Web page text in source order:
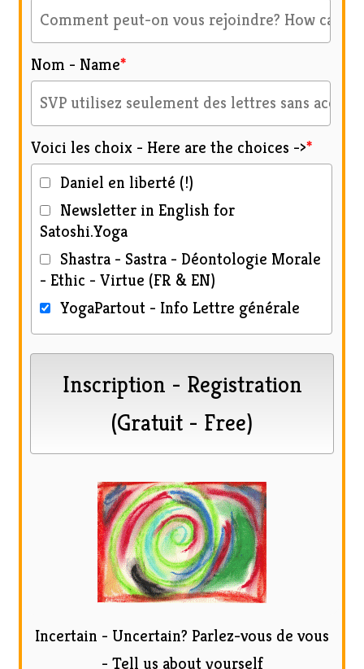
Nom - Name*
Voici les choix - Here are the choices ->*
Daniel en liberté (!)
Newsletter in English for
Satoshi.Yoga
Shastra - Sastra - Déontologie Morale
- Ethic - Virtue (FR & EN)
YogaPartout - Info Lettre générale
Incertain - Uncertain? Parlez-vous de vous
- Tell us about yourself